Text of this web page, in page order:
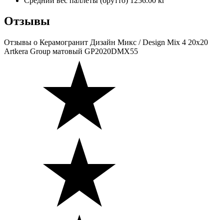
Отзывы
Отзывы о Керамогранит Дизайн Микс / Design Mix 4 20х20
Artkera Group матовый GP2020DMX55